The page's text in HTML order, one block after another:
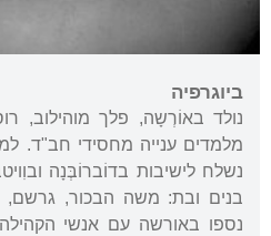
ביוגרפיה
נולד באוֹרְשָה, פלך מוהילוב,
מלמדים ענייה מחסידי חב"ד.
נשלח לישיבות בדוֹברוֹבְּנָה
בנים ובת: משה הבכור, גרשם,
נספו באורשה עם אנשי